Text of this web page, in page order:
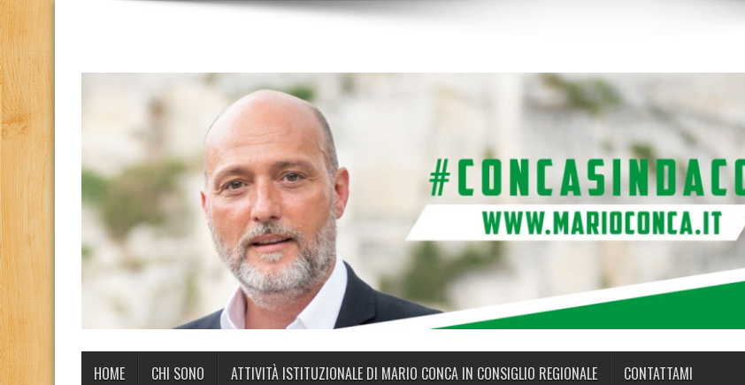
HOME CHI SONO ATTIVITÀ ISTITUZIONALE DI MARIO CONCA IN CONSIGLIO REGIONALE CONTATTAMI